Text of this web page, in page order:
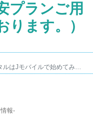
プランご用
ります。）
か？格安プランご用意させて頂いております。）
報-